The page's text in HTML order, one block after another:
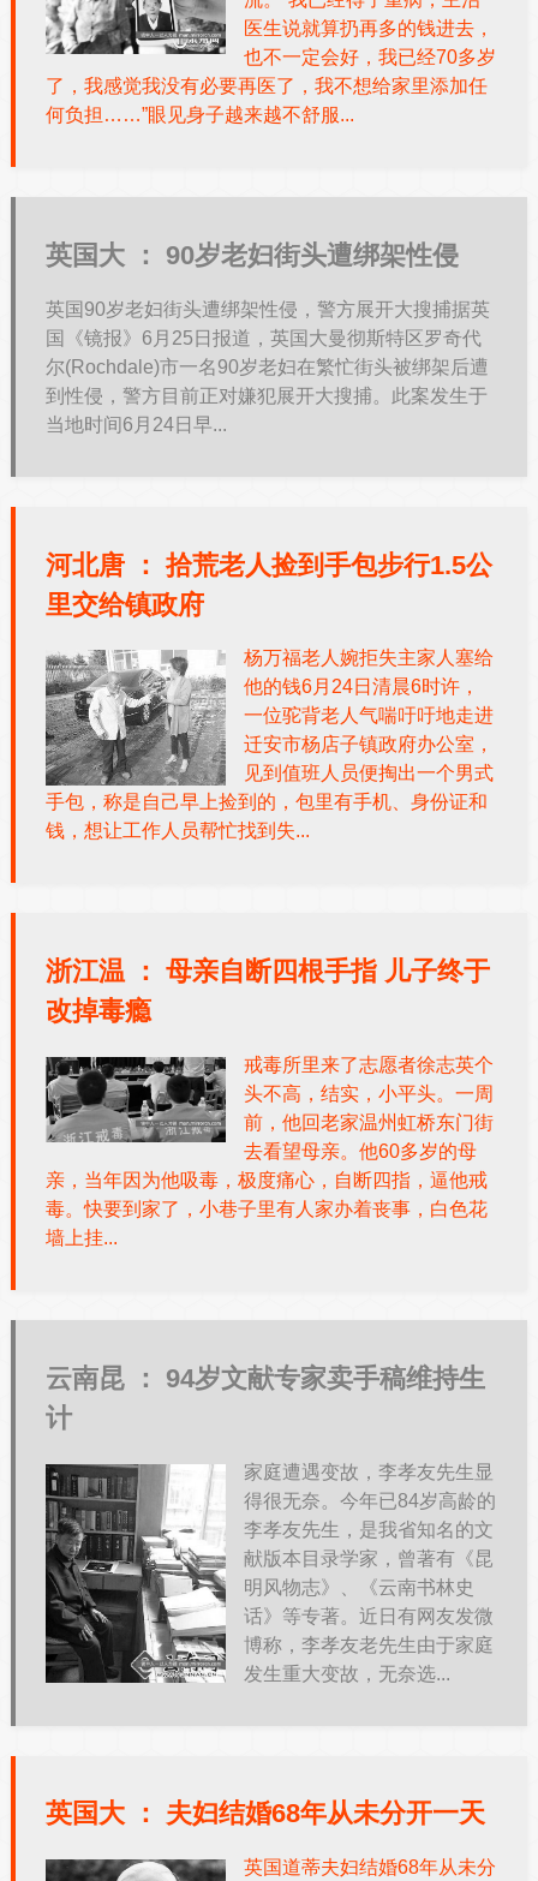
医生说就算扔再多的钱进去，
也不一定会好，我已经70多岁
了，我感觉我没有必要再医了，我不想给家里添加任
何负担……”眼见身子越来越不舒服...
英国大 ： 90岁老妇街头遭绑架性侵
英国90岁老妇街头遭绑架性侵，警方展开大搜捕据英
国《镜报》6月25日报道，英国大曼彻斯特区罗奇代
尔(Rochdale)市一名90岁老妇在繁忙街头被绑架后遭
到性侵，警方目前正对嫌犯展开大搜捕。此案发生于
当地时间6月24日早...
河北唐 ： 拾荒老人捡到手包步行1.5公
里交给镇政府
杨万福老人婉拒失主家人塞给
他的钱6月24日清晨6时许，
一位驼背老人气喘吁吁地走进
迁安市杨店子镇政府办公室，
见到值班人员便掏出一个男式
手包，称是自己早上捡到的，包里有手机、身份证和
钱，想让工作人员帮忙找到失...
浙江温 ： 母亲自断四根手指 儿子终于
改掉毒瘾
戒毒所里来了志愿者徐志英个
头不高，结实，小平头。一周
前，他回老家温州虹桥东门街
去看望母亲。他60多岁的母
亲，当年因为他吸毒，极度痛心，自断四指，逼他戒
毒。快要到家了，小巷子里有人家办着丧事，白色花
墙上挂...
云南昆 ：
94岁文献专家卖手稿维持生
计
家庭遭遇变故，李孝友先生显
得很无奈。今年已84岁高龄的
李孝友先生，是我省知名的文
献版本目录学家，曾著有《昆
明风物志》、《云南书林史
话》等专著。近日有网友发微
博称，李孝友老先生由于家庭
发生重大变故，无奈选...
英国大 ： 夫妇结婚68年从未分开一天
英国道蒂夫妇结婚68年从未分